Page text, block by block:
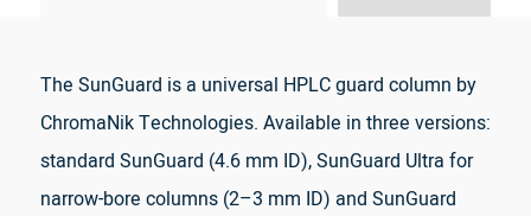
The SunGuard is a universal HPLC guard column by
ChromaNik Technologies. Available in three versions:
standard SunGuard (4.6 mm ID), SunGuard Ultra for
narrow-bore columns (2–3 mm ID) and SunGuard